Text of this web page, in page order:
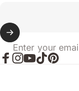
Enter your